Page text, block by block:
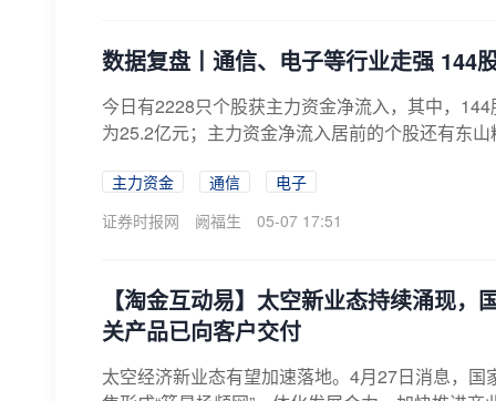
数据复盘丨通信、电子等行业走强 144
今日有2228只个股获主力资金净流入，其中，
为25.2亿元；主力资金净流入居前的个股还有东
主力资金 通信
电子
证券时报网
阙福生 05-07 17:51
【淘金互动易】太空新业态持续涌现
关产品已向客户交付
太空经济新业态有望加速落地。4月27日消息，